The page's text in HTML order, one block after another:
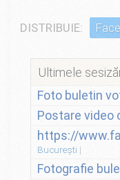
DISTRIBUIE:
Ultimele
Foto buletin
Postare video
https://
București
Fotografie